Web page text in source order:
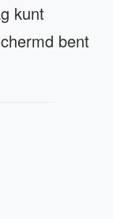
kunt
bent